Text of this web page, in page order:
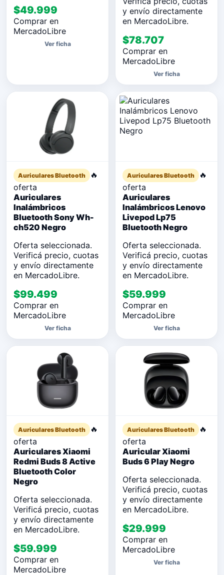
$49.999
Comprar en
MercadoLibre
Ver ficha
y envío directamente
en MercadoLibre.
$78.707
Comprar en
MercadoLibre
Ver ficha
Auriculares Bluetooth
🔥
oferta
Auriculares
Inalámbricos
Bluetooth Sony Wh-
ch520 Negro
Oferta seleccionada.
Verificá precio, cuotas
y envío directamente
en MercadoLibre.
$99.499
Comprar en
MercadoLibre
Ver ficha
Auriculares Bluetooth
🔥
oferta
Auriculares
Inalámbricos Lenovo
Livepod Lp75
Bluetooth Negro
Oferta seleccionada.
Verificá precio, cuotas
y envío directamente
en MercadoLibre.
$59.999
Comprar en
MercadoLibre
Ver ficha
Auriculares Bluetooth
🔥
oferta
Auriculares Xiaomi
Redmi Buds 8 Active
Bluetooth Color
Negro
Oferta seleccionada.
Verificá precio, cuotas
y envío directamente
en MercadoLibre.
$59.999
Comprar en
MercadoLibre
Auriculares Bluetooth
🔥
oferta
Auricular Xiaomi
Buds 6 Play Negro
Oferta seleccionada.
Verificá precio, cuotas
y envío directamente
en MercadoLibre.
$29.999
Comprar en
MercadoLibre
Ver ficha